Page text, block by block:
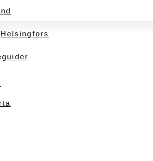
Helsingfors